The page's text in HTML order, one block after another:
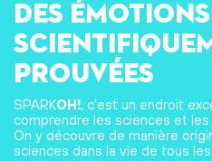
des émotions
prouvées
SPARKOH!, c'est un endroit
comprendre les sciences et
On y découvre de manière
sciences dans la vie de tous